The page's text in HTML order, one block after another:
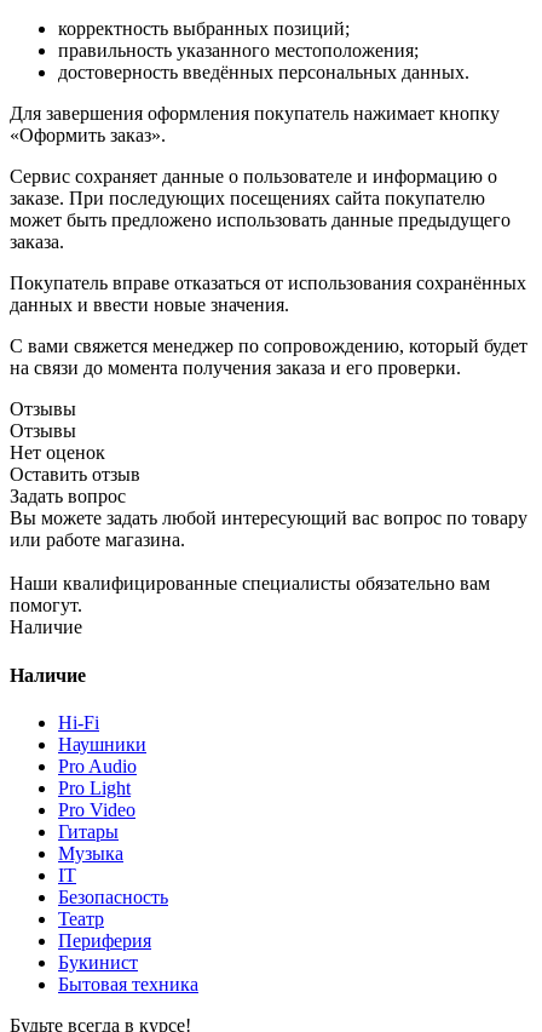
корректность выбранных позиций;
правильность указанного местоположения;
достоверность введённых персональных данных.
Для завершения оформления покупатель нажимает кнопку
«Оформить заказ».
Сервис сохраняет данные о пользователе и информацию о
заказе. При последующих посещениях сайта покупателю
может быть предложено использовать данные предыдущего
заказа.
Покупатель вправе отказаться от использования сохранённых
данных и ввести новые значения.
С вами свяжется менеджер по сопровождению, который будет
на связи до момента получения заказа и его проверки.
Отзывы
Отзывы
Нет оценок
Оставить отзыв
Задать вопрос
Вы можете задать любой интересующий вас вопрос по товару
или работе магазина.
Наши квалифицированные специалисты обязательно вам
помогут.
Наличие
Наличие
Hi-Fi
Наушники
Pro Audio
Pro Light
Pro Video
Гитары
Музыка
IT
Безопасность
Театр
Периферия
Букинист
Бытовая техника
Будьте всегда в курсе!